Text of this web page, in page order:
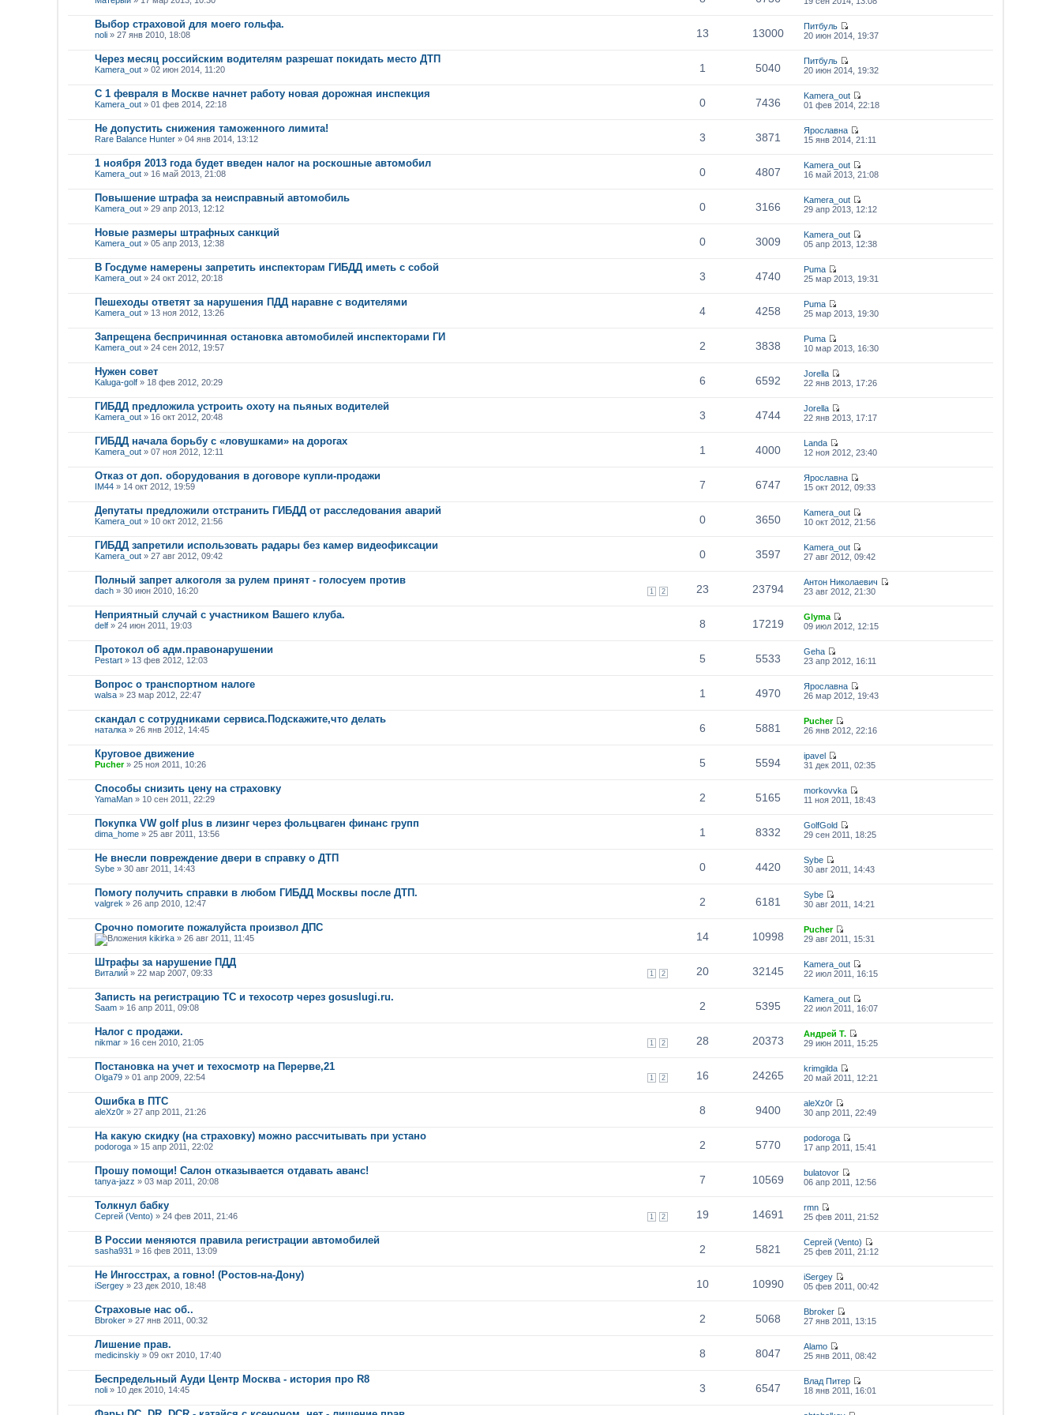
Выбор страховой для моего гольфа.
noli » 27 янв 2010, 18:08 13 13000
Питбуль
20 июн 2014, 19:37
Через месяц российским водителям разрешат покидать место ДТП
Kamera_out » 02 июн 2014, 11:20 1 5040
Питбуль
20 июн 2014, 19:32
С 1 февраля в Москве начнет работу новая дорожная инспекция
Kamera_out » 01 фев 2014, 22:18 0 7436
Kamera_out
01 фев 2014, 22:18
Не допустить снижения таможенного лимита!
Rare Balance Hunter » 04 янв 2014, 13:12 3 3871
Ярославна
15 янв 2014, 21:11
1 ноября 2013 года будет введен налог на роскошные автомобил
Kamera_out » 16 май 2013, 21:08 0 4807
Kamera_out
16 май 2013, 21:08
Повышение штрафа за неисправный автомобиль
Kamera_out » 29 апр 2013, 12:12 0 3166
Kamera_out
29 апр 2013, 12:12
Новые размеры штрафных санкций
Kamera_out » 05 апр 2013, 12:38 0 3009
Kamera_out
05 апр 2013, 12:38
В Госдуме намерены запретить инспекторам ГИБДД иметь с собой
Kamera_out » 24 окт 2012, 20:18 3 4740
Puma
25 мар 2013, 19:31
Пешеходы ответят за нарушения ПДД наравне с водителями
Kamera_out » 13 ноя 2012, 13:26 4 4258
Puma
25 мар 2013, 19:30
Запрещена беспричинная остановка автомобилей инспекторами ГИ
Kamera_out » 24 сен 2012, 19:57 2 3838
Puma
10 мар 2013, 16:30
Нужен совет
Kaluga-golf » 18 фев 2012, 20:29 6 6592
Jorella
22 янв 2013, 17:26
ГИБДД предложила устроить охоту на пьяных водителей
Kamera_out » 16 окт 2012, 20:48 3 4744
Jorella
22 янв 2013, 17:17
ГИБДД начала борьбу с «ловушками» на дорогах
Kamera_out » 07 ноя 2012, 12:11 1 4000
Landa
12 ноя 2012, 23:40
Отказ от доп. оборудования в договоре купли-продажи
IM44 » 14 окт 2012, 19:59 7 6747
Ярославна
15 окт 2012, 09:33
Депутаты предложили отстранить ГИБДД от расследования аварий
Kamera_out » 10 окт 2012, 21:56 0 3650
Kamera_out
10 окт 2012, 21:56
ГИБДД запретили использовать радары без камер видеофиксации
Kamera_out » 27 авг 2012, 09:42 0 3597
Kamera_out
27 авг 2012, 09:42
Полный запрет алкоголя за рулем принят - голосуем против
1 2
dach » 30 июн 2010, 16:20 23 23794
Антон Николаевич
23 авг 2012, 21:30
Неприятный случай с участником Вашего клуба.
delf » 24 июн 2011, 19:03 8 17219
Glyma
09 июл 2012, 12:15
Протокол об адм.правонарушении
Pestart » 13 фев 2012, 12:03 5 5533
Geha
23 апр 2012, 16:11
Вопрос о транспортном налоге
walsa » 23 мар 2012, 22:47 1 4970
Ярославна
26 мар 2012, 19:43
скандал с сотрудниками сервиса.Подскажите,что делать
наталка » 26 янв 2012, 14:45 6 5881
Pucher
26 янв 2012, 22:16
Круговое движение
Pucher» 25 ноя 2011, 10:26 5 5594
ipavel
31 дек 2011, 02:35
Способы снизить цену на страховку
YamaMan » 10 сен 2011, 22:29 2 5165
morkovvka
11 ноя 2011, 18:43
Покупка VW golf plus в лизинг через фольцваген финанс групп
dima_home » 25 авг 2011, 13:56 1 8332
GolfGold
29 сен 2011, 18:25
Не внесли повреждение двери в справку о ДТП
Sybe » 30 авг 2011, 14:43 0 4420
Sybe
30 авг 2011, 14:43
Помогу получить справки в любом ГИБДД Москвы после ДТП.
valgrek » 26 апр 2010, 12:47 2 6181
Sybe
30 авг 2011, 14:21
Срочно помогите пожалуйста произвол ДПС
kikirka » 26 авг 2011, 11:45 14 10998
Pucher
29 авг 2011, 15:31
Штрафы за нарушение ПДД
1 2
Виталий » 22 мар 2007, 09:33 20 32145
Kamera_out
22 июл 2011, 16:15
Записть на регистрацию ТС и техосотр через gosuslugi.ru.
Saam » 16 апр 2011, 09:08 2 5395
Kamera_out
22 июл 2011, 16:07
Налог с продажи.
1 2
nikmar » 16 сен 2010, 21:05 28 20373
Андрей Т.
29 июн 2011, 15:25
Постановка на учет и техосмотр на Перерве,21
1 2
Olga79 » 01 апр 2009, 22:54 16 24265
krimgilda
20 май 2011, 12:21
Ошибка в ПТС
aleXz0r » 27 апр 2011, 21:26 8 9400
aleXz0r
30 апр 2011, 22:49
На какую скидку (на страховку) можно рассчитывать при устано
podoroga » 15 апр 2011, 22:02 2 5770
podoroga
17 апр 2011, 15:41
Прошу помощи! Салон отказывается отдавать аванс!
tanya-jazz » 03 мар 2011, 20:08 7 10569
bulatovor
06 апр 2011, 12:56
Толкнул бабку
1 2
Сергей (Vento) » 24 фев 2011, 21:46 19 14691
rmn
25 фев 2011, 21:52
В России меняются правила регистрации автомобилей
sasha931 » 16 фев 2011, 13:09 2 5821
Сергей (Vento)
25 фев 2011, 21:12
Не Ингосстрах, а говно! (Ростов-на-Дону)
iSergey » 23 дек 2010, 18:48 10 10990
iSergey
05 фев 2011, 00:42
Страховые нас об..
Bbroker » 27 янв 2011, 00:32 2 5068
Bbroker
27 янв 2011, 13:15
Лишение прав.
medicinskiy » 09 окт 2010, 17:40 8 8047
Alamo
25 янв 2011, 08:42
Беспредельный Ауди Центр Москва - история про R8
noli » 10 дек 2010, 14:45 3 6547
Влад Питер
18 янв 2011, 16:01